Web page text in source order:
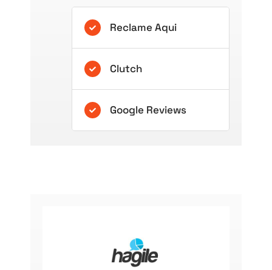
Reclame Aqui
Clutch
Google Reviews